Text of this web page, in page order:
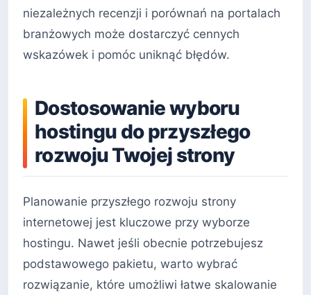
niezależnych recenzji i porównań na portalach
branżowych może dostarczyć cennych
wskazówek i pomóc uniknąć błędów.
Dostosowanie wyboru
hostingu do przyszłego
rozwoju Twojej strony
Planowanie przyszłego rozwoju strony
internetowej jest kluczowe przy wyborze
hostingu. Nawet jeśli obecnie potrzebujesz
podstawowego pakietu, warto wybrać
rozwiązanie, które umożliwi łatwe skalowanie